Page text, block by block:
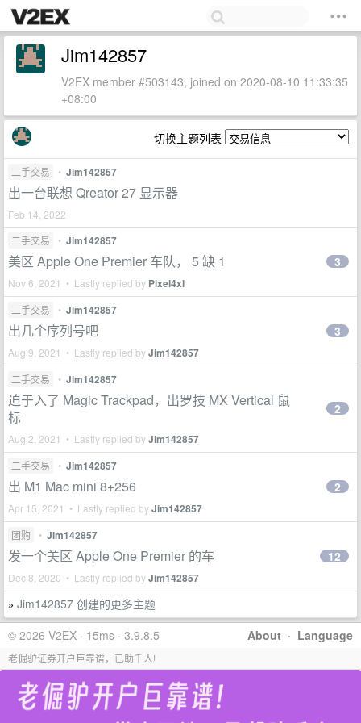
Jim142857
V2EX member #503143, joined on 2020-08-10 11:33:35
+08:00
切换主题列表
二手交易 • Jim142857
出一台联想 Qreator 27 显示器
Feb 14, 2022
二手交易
• Jim142857
美区 Apple One Premier 车队， 5 缺 1
Nov 6, 2021 • Lastly replied by Pixel4xl
3
二手交易 • Jim142857
出几个序列号吧
Aug 9, 2021 • Lastly replied byJim142857
3
二手交易 • Jim142857
迫于入了 Magic Trackpad，出罗技 MX Vertical 鼠
标
Aug 2, 2021 • Lastly replied byJim142857
2
二手交易 • Jim142857
出 M1 Mac mini 8+256
Apr 15, 2021 • Lastly replied byJim142857
2
团购 • Jim142857
发一个美区 Apple One Premier 的车
Dec 8, 2020 • Lastly replied byJim142857
12
» Jim142857 创建的更多主题
About · Language
© 2026 V2EX · 15ms · 3.9.8.5
老倔驴证券开户巨靠谱，已助千人!